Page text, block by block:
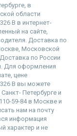
в
области
B в интернет-
на сайте,
Доставка по
Московской
по России
Для оформления
цене
B вы можете
Петербурге и
59-84 в Москве и
нам на почту
информация
характер и не